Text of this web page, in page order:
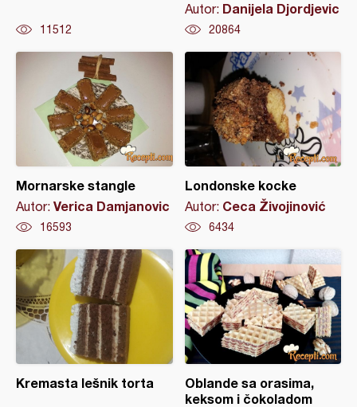
11512
Autor: Danijela Djordjevic
20864
Mornarske stangle
Autor: Verica Damjanovic
16593
Londonske kocke
Autor: Ceca Živojinović
6434
Kremasta lešnik torta
Oblande sa orasima,
keksom i čokoladom